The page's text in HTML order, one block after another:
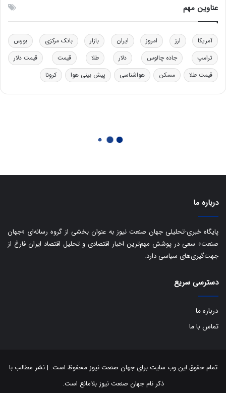
د
ر
ت
ی
ب
ا
ی
عناوین مهم
آمریکا ارز امروز ایران بازار بانک مرکزی
بورس
ترامپ
جاده چالوس دلار طلا قیمت
قیمت دلار
قیمت طلا
مسکن هواشناسی پیش بینی هوا کرونا
درباره ما
پایگاه خبری-تحلیلی جهان صنعت نیوز به عنوان بخشی از گروه رسانه‌ای «جهان
صنعت» سعی در پوشش مهم‌ترین اخبار اقتصادی و تحلیل اقتصاد ایران فارغ از
جهت‌گیری‌های سیاسی دارد.
دسترسی سریع
درباره ما
تماس با ما
تمام حقوق این وب سایت برای جهان صنعت نیوز محفوظ است. | نشر مطالب با
ذکر نام جهان صنعت نیوز بلامانع است.